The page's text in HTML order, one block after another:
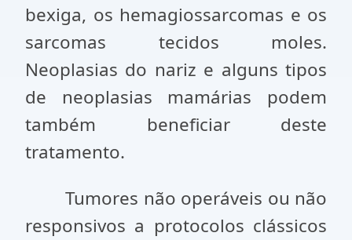
bexiga, os hemagiossarcomas e os
sarcomas tecidos moles.
Neoplasias do nariz e alguns tipos
de neoplasias mamárias podem
também beneficiar deste
tratamento.
Tumores não operáveis ou não
responsivos a protocolos clássicos